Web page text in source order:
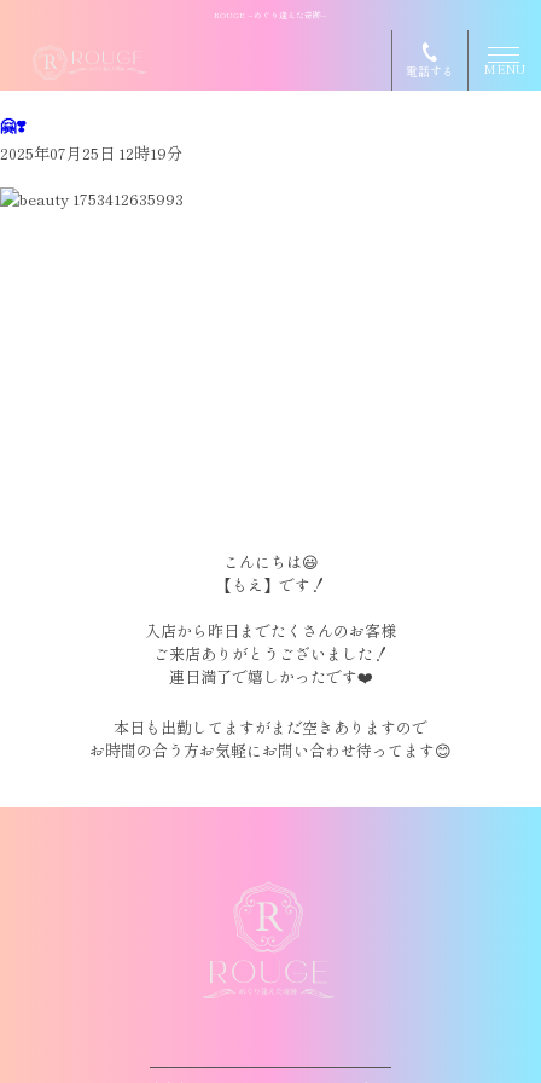
ROUGE ~めぐり逢えた奇跡~
電話する MENU
🤗❣️
2025年07月25日 12時19分
こんにちは😃
【もえ】です！
入店から昨日までたくさんのお客様
ご来店ありがとうございました！
連日満了で嬉しかったです❤️
本日も出勤してますがまだ空きありますので
お時間の合う方お気軽にお問い合わせ待ってます😊